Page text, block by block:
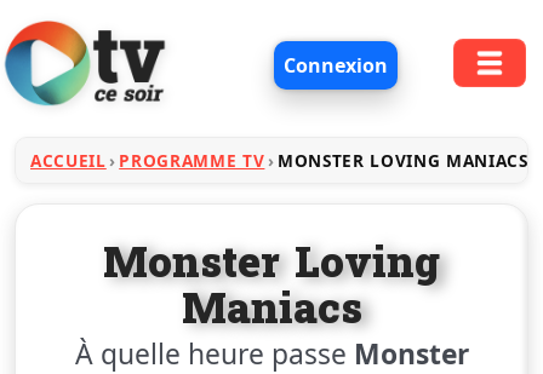
Connexion
ACCUEIL PROGRAMME TV MONSTER LOVING MANIACS
Monster Loving
Maniacs
À quelle heure passe Monster